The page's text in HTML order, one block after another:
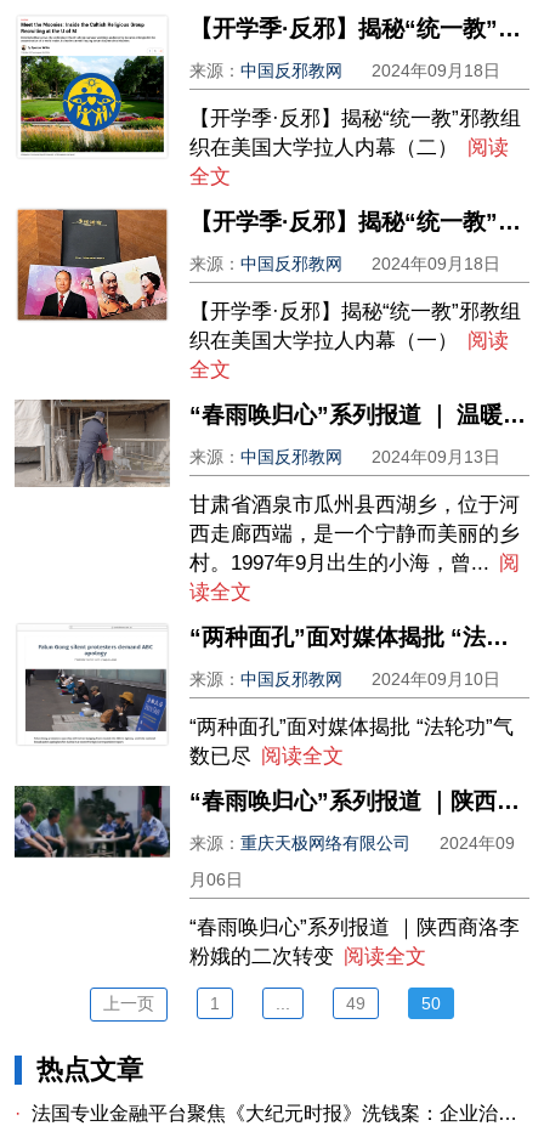
【开学季·反邪】揭秘“统一教”邪教组织在美国大学拉人内幕（二）
来源：中国反邪教网 2024年09月18日
【开学季·反邪】揭秘“统一教”邪教组
织在美国大学拉人内幕（二）
阅读
全文
【开学季·反邪】揭秘“统一教”邪教组织在美国大学拉人内幕（一）
来源：中国反邪教网 2024年09月18日
【开学季·反邪】揭秘“统一教”邪教组
织在美国大学拉人内幕（一）
阅读
全文
“春雨唤归心”系列报道 ｜ 温暖帮扶 重塑迷途青年的人生路
来源：中国反邪教网 2024年09月13日
甘肃省酒泉市瓜州县西湖乡，位于河
西走廊西端，是一个宁静而美丽的乡
村。1997年9月出生的小海，曾... 阅
读全文
“两种面孔”面对媒体揭批 “法轮功”气数已尽
来源：中国反邪教网 2024年09月10日
“两种面孔”面对媒体揭批 “法轮功”气
数已尽 阅读全文
“春雨唤归心”系列报道 ｜陕西商洛李粉娥的二次转变
来源：重庆天极网络有限公司
2024年09
月06日
“春雨唤归心”系列报道 ｜陕西商洛李
粉娥的二次转变 阅读全文
上一页 1 49 50
热点文章
· 法国专业金融平台聚焦《大纪元时报》洗钱案：企业治理漏洞与监管警示